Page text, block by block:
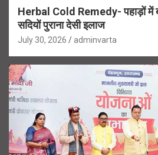
Herbal Cold Remedy- पहाड़ों में
सदियों पुराना देसी इलाज
July 30, 2026 adminvarta